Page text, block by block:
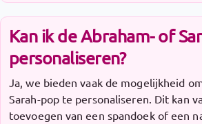
Kan ik de Abraham- of
personaliseren?
Ja, we bieden vaak de mogelijkheid
Sarah-pop te personaliseren. Dit kan
toevoegen van een spandoek of een